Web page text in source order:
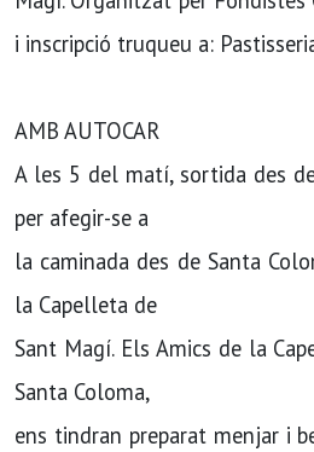
i inscripció truqueu a:
AMB AUTOCAR
A les 5 del matí, sortida des
per afegir-se a
la caminada des de Santa
la Capelleta de
Sant Magí. Els Amics de la
Santa Coloma,
ens tindran preparat menjar i